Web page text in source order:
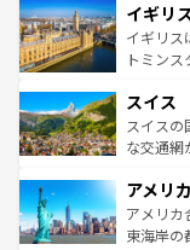
いる。シ
香り高い
らに、
れる地方
を参照し
顔を持つ
ルリンの
してラ
は、お酒好
ドイツ情
イギリ
イギリス
トミン
リアごと
ティー
戦など、
ンツ一覧
スイス
スイス
な交通網
の建物が
博物館も
ことがで
アメリカ
アメリカ
東海岸の